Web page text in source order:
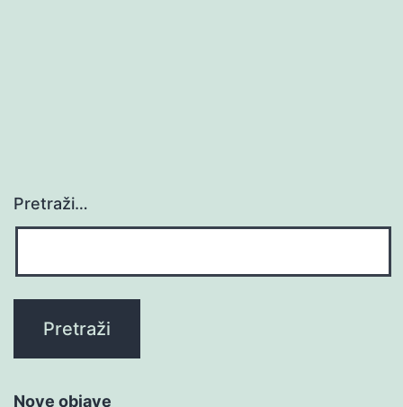
Pretraži…
Nove objave